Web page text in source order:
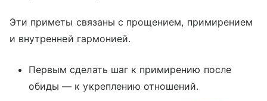
Эти приметы связаны с прощением, примирением
и внутренней гармонией.
Первым сделать шаг к примирению после
обиды — к укреплению отношений.